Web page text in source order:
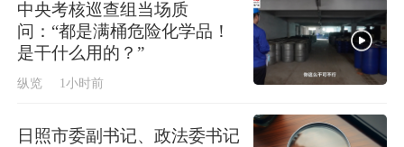
中央考核巡查组当场质
问：“都是满桶危险化学品！
是干什么用的？”
纵览 1小时前
日照市委副书记、政法委书记